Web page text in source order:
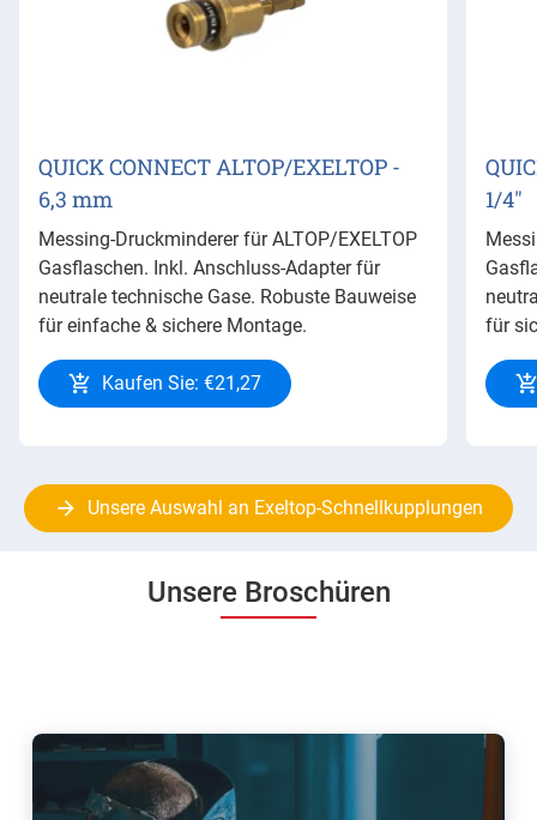
QUICK CONNECT ALTOP/EXELTOP -
6,3 mm
Messing-Druckminderer für ALTOP/EXELTOP
Gasflaschen. Inkl. Anschluss-Adapter für
neutrale technische Gase. Robuste Bauweise
für einfache & sichere Montage.
Kaufen Sie: €21,27
1/4"
für
Unsere Auswahl an Exeltop-Schnellkupplungen
Unsere Broschüren